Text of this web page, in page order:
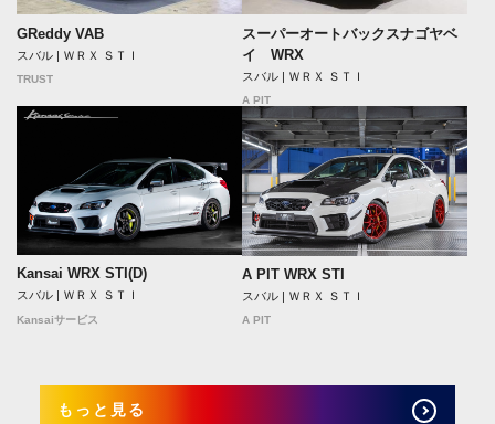
GReddy VAB
スバル | ＷＲＸ ＳＴＩ
TRUST
スーパーオートバックスナゴヤベ
イ WRX
スバル | ＷＲＸ ＳＴＩ
A PIT
Kansai WRX STI(D)
スバル | ＷＲＸ ＳＴＩ
Kansaiサービス
A PIT WRX STI
スバル | ＷＲＸ ＳＴＩ
A PIT
もっと見る